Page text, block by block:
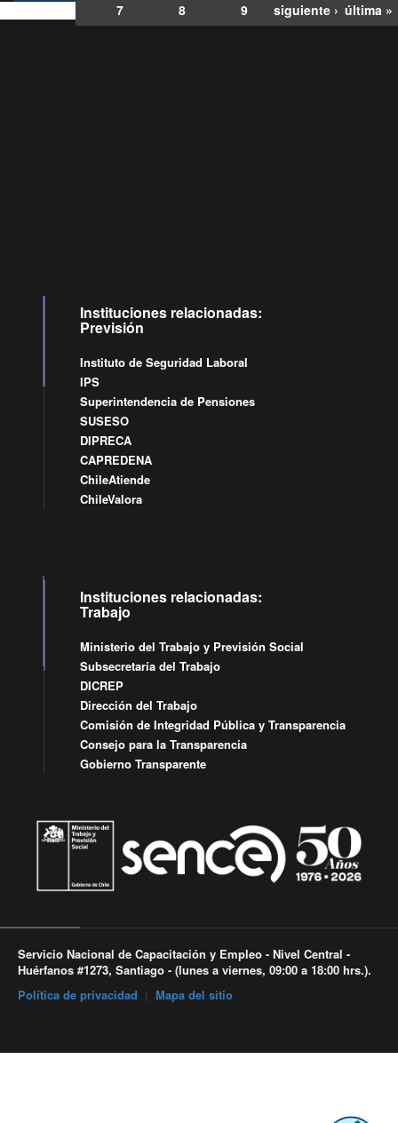
7
8 9 siguiente › última »
Instituciones relacionadas:
Previsión
Instituto de Seguridad Laboral
IPS
Superintendencia de Pensiones
SUSESO
DIPRECA
CAPREDENA
ChileAtiende
ChileValora
Instituciones relacionadas:
Trabajo
Ministerio del Trabajo y Previsión Social
Subsecretaría del Trabajo
DICREP
Dirección del Trabajo
Comisión de Integridad Pública y Transparencia
Consejo para la Transparencia
Gobierno Transparente
Servicio Nacional de Capacitación y Empleo - Nivel Central -
Huérfanos #1273, Santiago - (lunes a viernes, 09:00 a 18:00 hrs.).
Política de privacidad
Mapa del sitio